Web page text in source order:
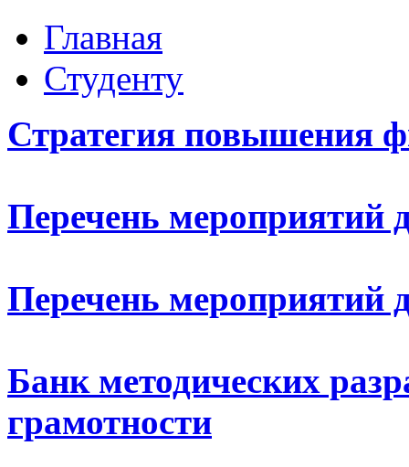
Главная
Студенту
Стратегия повышения
Перечень мероприятий
Перечень мероприятий
Банк методических
грамотности